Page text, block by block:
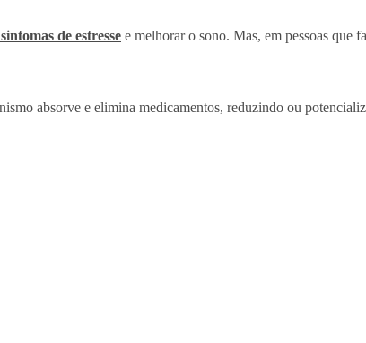
de estresse e melhorar o sono. Mas, em pessoas que
absorve e elimina medicamentos, reduzindo ou